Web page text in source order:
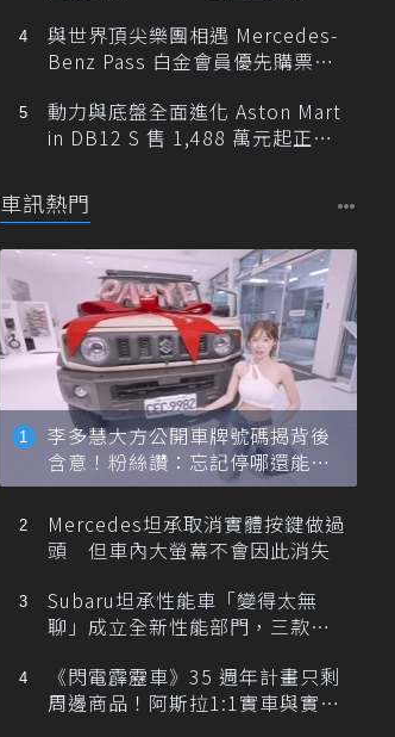
與世界頂尖樂團相遇 Mercedes-
Benz Pass 白金會員優先購票維
動力與底盤全面進化 Aston Mart
in DB12 S 售 1,488 萬元起正式
車訊熱門
李多慧大方公開車牌號碼揭背後
含意！粉絲讚：忘記停哪還能幫
忙找車
Mercedes坦承取消實體按鍵做過
頭 但車內大螢幕不會因此消失
Subaru坦承性能車「變得太無
聊」成立全新性能部門，三款手
《閃電霹靂車》35 週年計畫只剩
周邊商品！阿斯拉1:1實車與實體